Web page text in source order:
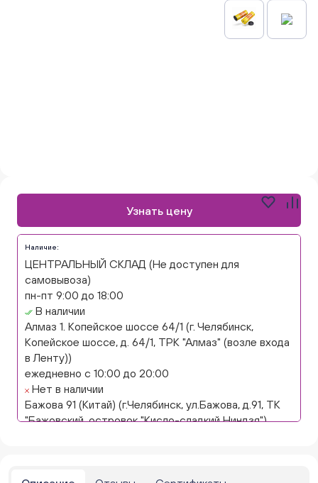
Узнать цену
Наличие:
ЦЕНТРАЛЬНЫЙ СКЛАД (Не доступен для
самовывоза)
пн-пт 9:00 до 18:00
В наличии
Алмаз 1. Копейское шоссе 64/1 (г. Челябинск,
Копейское шоссе, д. 64/1, ТРК "Алмаз" (возле входа
в Ленту))
ежедневно с 10:00 до 20:00
Нет в наличии
Бажова 91 (Китай) (г.Челябинск, ул.Бажова, д.91, ТК
"Бажовский, островок "Кисло-сладкий Ниндзя")